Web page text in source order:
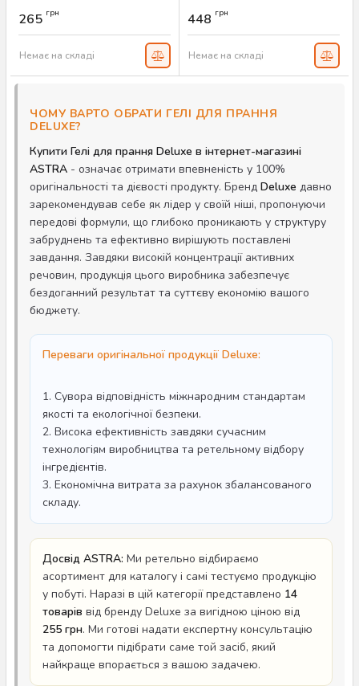
Артикул:
265 грн
Немає на складі
Артикул:
448 грн
Немає на складі
ЧОМУ ВАРТО ОБРАТИ ГЕЛІ ДЛЯ ПРАННЯ
DELUXE?
Купити Гелі для прання Deluxe в інтернет-магазині
ASTRA - означає отримати впевненість у 100%
оригінальності та дієвості продукту. Бренд Deluxe давно
зарекомендував себе як лідер у своїй ніші, пропонуючи
передові формули, що глибоко проникають у структуру
забруднень та ефективно вирішують поставлені
завдання. Завдяки високій концентрації активних
речовин, продукція цього виробника забезпечує
бездоганний результат та суттєву економію вашого
бюджету.
Переваги оригінальної продукції Deluxe:
1. Сувора відповідність міжнародним стандартам
якості та екологічної безпеки.
2. Висока ефективність завдяки сучасним
технологіям виробництва та ретельному відбору
інгредієнтів.
3. Економічна витрата за рахунок збалансованого
складу.
Досвід ASTRA: Ми ретельно відбираємо
асортимент для каталогу і самі тестуємо продукцію
у побуті. Наразі в цій категорії представлено 14
товарів від бренду Deluxe за вигідною ціною від
255 грн. Ми готові надати експертну консультацію
та допомогти підібрати саме той засіб, який
найкраще впорається з вашою задачею.